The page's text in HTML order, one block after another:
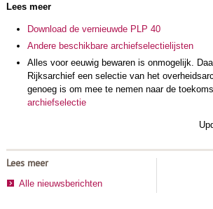
Lees meer
Download de vernieuwde PLP 40
Andere beschikbare archiefselectielijsten
Alles voor eeuwig bewaren is onmogelijk.
Rijksarchief een selectie van het
genoeg is om mee te nemen naar de
archiefselectie
Lees meer
Alle nieuwsberichten